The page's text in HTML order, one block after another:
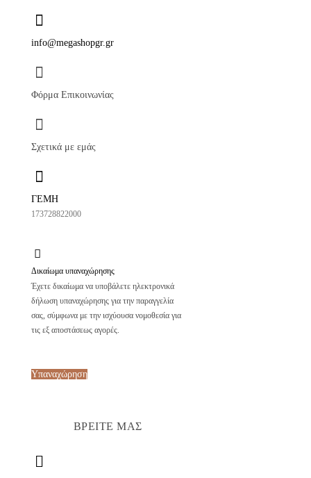
info@megashopgr.gr
Φόρμα Επικοινωνίας
Σχετικά με εμάς
ΓΕΜΗ
173728822000
Δικαίωμα υπαναχώρησης
Έχετε δικαίωμα να υποβάλετε ηλεκτρονικά
δήλωση υπαναχώρησης για την παραγγελία
σας, σύμφωνα με την ισχύουσα νομοθεσία για
τις εξ αποστάσεως αγορές.
Υπαναχώρηση
ΒΡΕΙΤΕ ΜΑΣ